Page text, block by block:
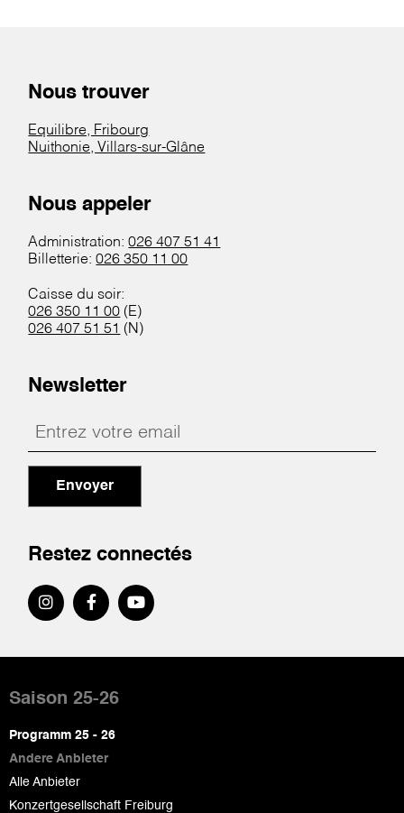
Nous trouver
Equilibre, Fribourg
Nuithonie, Villars-sur-Glâne
Nous appeler
Administration:026 407 51 41
Billetterie:026 350 11 00
Caisse du soir:
026 350 11 00 (E)
026 407 51 51 (N)
Newsletter
Envoyer
Restez connectés
de
page
Saison 25-26
Programm 25 - 26
Andere Anbieter
Alle Anbieter
Konzertgesellschaft Freiburg